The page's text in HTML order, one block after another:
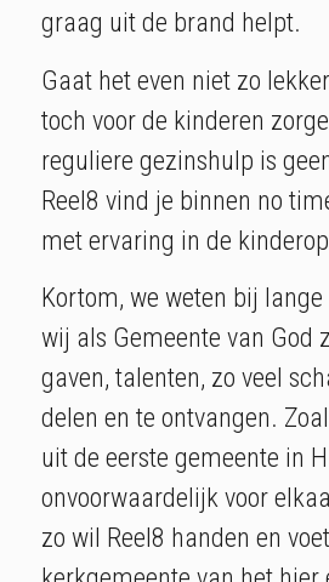
graag uit de brand helpt.
Gaat het even niet zo
toch voor de kinderen
reguliere gezinshulp is
Reel8 vind je binnen no
met ervaring in de
Kortom, we weten bij
wij als Gemeente van God
gaven, talenten, zo veel
delen en te ontvangen.
uit de eerste gemeente in
onvoorwaardelijk voor
zo wil Reel8 handen en